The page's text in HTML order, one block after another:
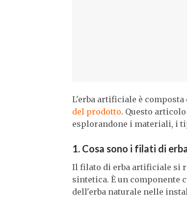
L'erba artificiale è
del prodotto. Questo
esplorandone i materiali, i
1. Cosa sono i filati di
Il filato di erba artificiale si
sintetica. È un componente
dell'erba naturale nelle